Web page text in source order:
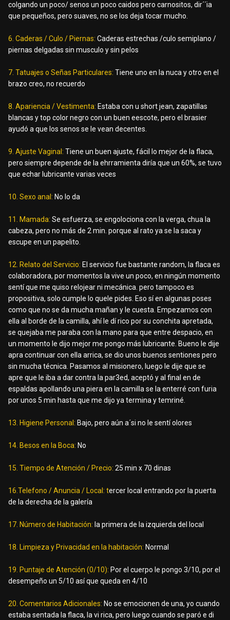
colgando un poco/ senos un poco caidos pero carnositos, dir´´ia
que pequeños, pero suaves, no se los deja tocar mucho.
6. Caderas / Culo / Piernas: Caderas estrechas /culo semiplano /
piernas delgadas sin musculo y sin pelos
7. Tatuajes o Señas Particulares: Tiene uno en la nuca y otro en el
brazo creo, no recuerdo
8. Apariencia / Vestimenta: Estaba con u short jean, zapatillas
blancas y top color negro con un buen eescote, pero el brasier
ayudó a que los senos se le vean decentes.
9. Ajuste Vaginal: Tiene un buen ajuste, fácil lo mejor de la flaca,
pero siempre depende de la ehrramienta diría que un 60%, se tuvo
que echar lubricante varias veces
10. Sexo anal: No lo da
11. Mamada: Se esfuerza, se engolociona con la verga, chua la
cabeza, pero no más de 2 min. porque al rato ya se la saca y
escupe en un papelito.
12. Relato del Servicio: El servicio fue bastante random, la flaca es
colaboradora, por momentos la vive un poco, en ningún momento
sentí que me quiso relojear ni mecánica. pero tampoco es
propositiva, solo cumple lo quele pides. Eso sí en algunas poses
como que no se da mucha mañan y le cuesta. Empezamos con
ella al borde de la camilla, ahí le dí rico por su conchita apretada,
se quejaba me paraba con la mano para que entre despacio, en
un momento le dijo mejor me pongo más lubricante. Bueno le dije
apra continuar con ella arrica, se dio unos buenos sentiones pero
sin mucha técnica. Pasamos al misionero, luego le dije que se
apre que le iba a dar contra la par3ed, aceptó y al final en de
espaldas apollando una piera en la camilla se la enterré con furia
por unos 5 min hasta que me dijo ya termina y temriné.
13. Higiene Personal: Bajo, pero aún a´si no le sentí olores
14. Besos en la Boca: No
15. Tiempo de Atención / Precio: 25 min x 70 dinas
16.Telefono / Anuncia / Local: tercer local entrando por la puerta
de la derecha de la galería
17. Número de Habitación: la primera de la izquierda del local
18. Limpieza y Privacidad en la habitación: Normal
19. Puntaje de Atención (0/10): Por el cuerpo le pongo 3/10, por el
desempeño un 5/10 así que queda en 4/10
20. Comentarios Adicionales: No se emocionen de una, yo cuando
estaba sentada la flaca, la vi rica, pero luego cuando se paró e di